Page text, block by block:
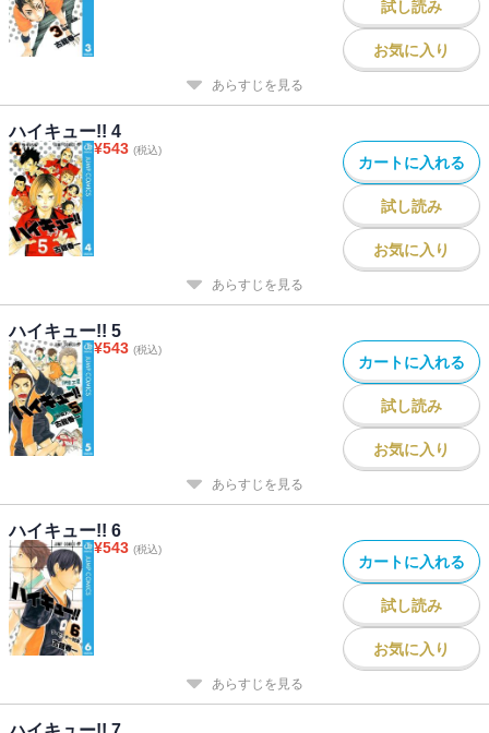
試し読み
お気に入り
あらすじを見る
ハイキュー!! 4
¥543 (税込)
カートに入れる
試し読み
お気に入り
あらすじを見る
ハイキュー!! 5
¥543 (税込)
カートに入れる
試し読み
お気に入り
あらすじを見る
ハイキュー!! 6
¥543 (税込)
カートに入れる
試し読み
お気に入り
あらすじを見る